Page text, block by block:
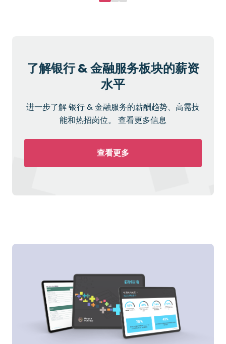
了解银行 & 金融服务板块的薪资
水平
进一步了解 银行 & 金融服务的薪酬趋势、高需技
能和热招岗位。 查看更多信息
查看更多